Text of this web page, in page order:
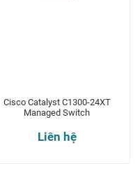
Cisco Catalyst C1300-24XT
Managed Switch
Liên hệ